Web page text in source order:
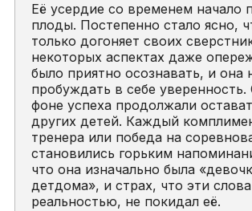
Её усердие со временем начало
плоды. Постепенно стало ясно,
только догоняет своих
некоторых аспектах даже
было приятно осознавать, и она
пробуждать в себе
фоне успеха продолжали
других детей. Каждый
тренера или победа на
становились горьким
что она изначально была
детдома», и страх, что эти
реальностью, не покидал её.